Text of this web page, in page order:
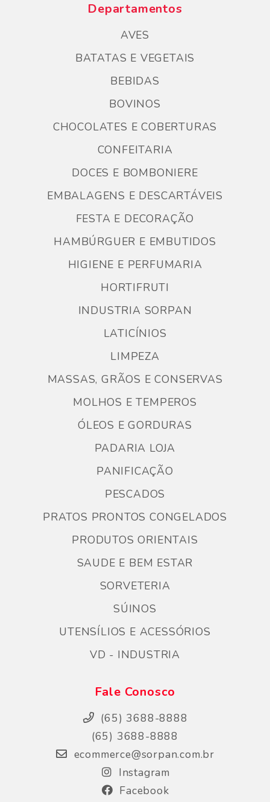
Departamentos
AVES
BATATAS E VEGETAIS
BEBIDAS
BOVINOS
CHOCOLATES E COBERTURAS
CONFEITARIA
DOCES E BOMBONIERE
EMBALAGENS E DESCARTÁVEIS
FESTA E DECORAÇÃO
HAMBÚRGUER E EMBUTIDOS
HIGIENE E PERFUMARIA
HORTIFRUTI
INDUSTRIA SORPAN
LATICÍNIOS
LIMPEZA
MASSAS, GRÃOS E CONSERVAS
MOLHOS E TEMPEROS
ÓLEOS E GORDURAS
PADARIA LOJA
PANIFICAÇÃO
PESCADOS
PRATOS PRONTOS CONGELADOS
PRODUTOS ORIENTAIS
SAUDE E BEM ESTAR
SORVETERIA
SÚINOS
UTENSÍLIOS E ACESSÓRIOS
VD - INDUSTRIA
Fale Conosco
(65) 3688-8888
(65) 3688-8888
ecommerce@sorpan.com.br
Instagram
Facebook